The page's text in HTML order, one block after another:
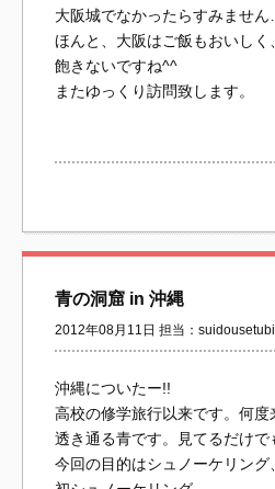
大阪城でなかったらすみません
ほんと、大阪はご飯もおいし
飽きないですね^^
またゆっくり訪問致します。
青の洞窟 in 沖縄
2012年08月11日 担当：
沖縄についたー!!
高校の修学旅行以来です。何
透き通る青です。見てるだけ
今回の目的はシュノーケリング